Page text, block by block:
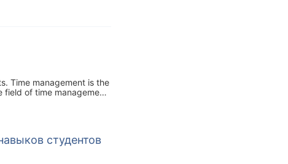
Time management is the
of time management
and corporate
студентов